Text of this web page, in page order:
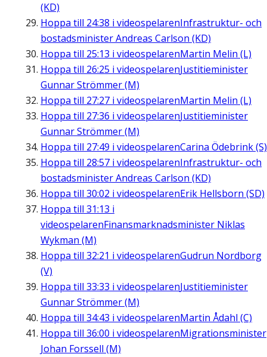
(KD)
Hoppa till 24:38 i videospelarenInfrastruktur- och
bostadsminister Andreas Carlson (KD)
Hoppa till 25:13 i videospelarenMartin Melin (L)
Hoppa till 26:25 i videospelarenJustitieminister
Gunnar Strömmer (M)
Hoppa till 27:27 i videospelarenMartin Melin (L)
Hoppa till 27:36 i videospelarenJustitieminister
Gunnar Strömmer (M)
Hoppa till 27:49 i videospelarenCarina Ödebrink (S)
Hoppa till 28:57 i videospelarenInfrastruktur- och
bostadsminister Andreas Carlson (KD)
Hoppa till 30:02 i videospelarenErik Hellsborn (SD)
Hoppa till 31:13 i
videospelarenFinansmarknadsminister Niklas
Wykman (M)
Hoppa till 32:21 i videospelarenGudrun Nordborg
(V)
Hoppa till 33:33 i videospelarenJustitieminister
Gunnar Strömmer (M)
Hoppa till 34:43 i videospelarenMartin Ådahl (C)
Hoppa till 36:00 i videospelarenMigrationsminister
Johan Forssell (M)